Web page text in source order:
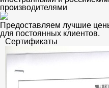
производителями
Предоставляем лучшие
для постоянных клиентов.
Сертификаты